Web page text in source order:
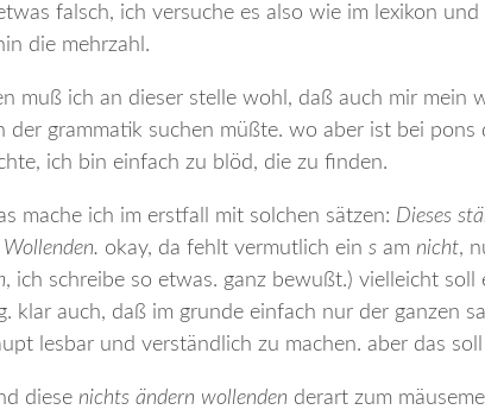
falsch, ich versuche es also wie im lexikon und
die mehrzahl.
muß ich an dieser stelle wohl, daß auch mir
der grammatik suchen müßte. wo aber ist bei
ich bin einfach zu blöd, die zu finden.
mache ich im erstfall mit solchen sätzen: Dieses
okay, da fehlt vermutlich ein s am nicht,
, ich schreibe so etwas. ganz bewußt.) vielleicht soll
klar auch, daß im grunde einfach nur der ganzen
lesbar und verständlich zu machen. aber das
diese nichts ändern wollenden derart zum